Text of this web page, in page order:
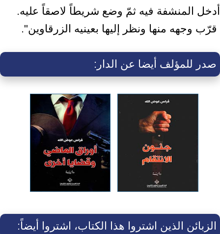
أدخل المنشفة فيه ثمّ وضع شريطاً لاصقاً عليه.‏ ‎
صدر للمؤلف أيضا عن الدار:
الزبائن الذين اشتروا هذا الكتاب، اشتروا أيضاً: